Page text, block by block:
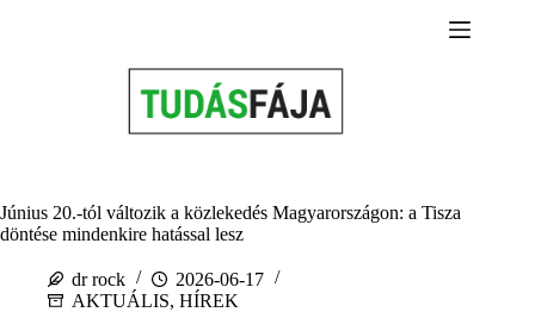
Június 20.-tól változik a közlekedés Magyarországon: a Tisza
döntése mindenkire hatással lesz
dr rock
2026-06-17
AKTUÁLIS, HÍREK